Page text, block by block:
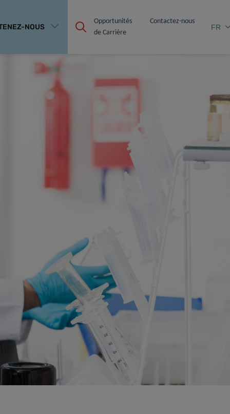
NOUS
Opportunités
de Carrière
Contactez-nous
FR